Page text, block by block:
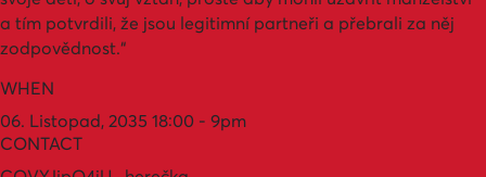
a tím potvrdili, že jsou legitimní partneři a přebrali za něj
zodpovědnost.“
WHEN
06. Listopad, 2035 18:00 - 9pm
CONTACT